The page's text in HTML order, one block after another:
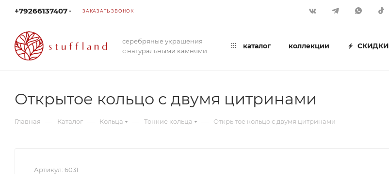
+79266137407 ЗАКАЗАТЬ ЗВОНОК
серебряные украшения
с натуральными камнями
каталог коллекции СКИДКИ
Открытое кольцо с двумя цитринами
Главная — Каталог — Кольца — Тонкие кольца — Открытое кольцо с двумя цитринами
Артикул: 6031